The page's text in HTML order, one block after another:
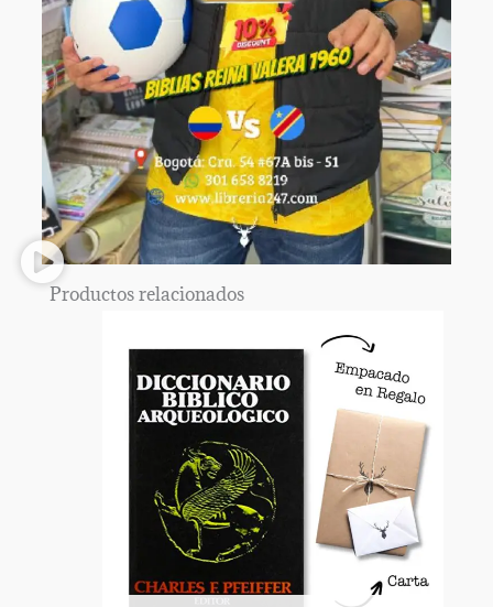
Productos relacionados